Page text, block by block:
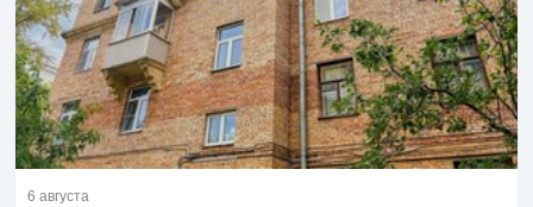
6 августа